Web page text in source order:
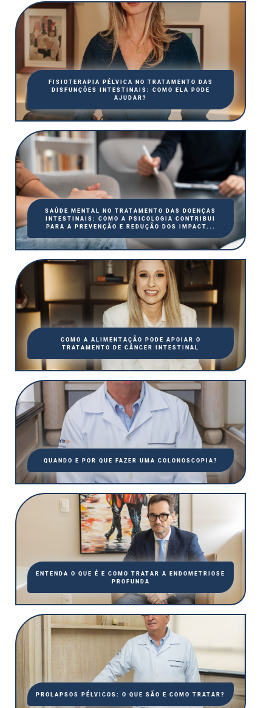
FISIOTERAPIA PÉLVICA NO TRATAMENTO DAS
DISFUNÇÕES INTESTINAIS: COMO ELA PODE
AJUDAR?
SAÚDE MENTAL NO TRATAMENTO DAS DOENÇAS
INTESTINAIS: COMO A PSICOLOGIA CONTRIBUI
PARA A PREVENÇÃO E REDUÇÃO DOS IMPACT...
COMO A ALIMENTAÇÃO PODE APOIAR O
TRATAMENTO DE CÂNCER INTESTINAL
QUANDO E POR QUE FAZER UMA COLONOSCOPIA?
ENTENDA O QUE É E COMO TRATAR A ENDOMETRIOSE
PROFUNDA
PROLAPSOS PÉLVICOS: O QUE SÃO E COMO TRATAR?